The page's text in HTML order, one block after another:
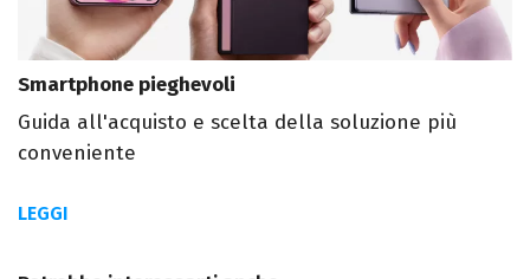
Smartphone pieghevoli
Guida all'acquisto e scelta della soluzione più
conveniente
LEGGI